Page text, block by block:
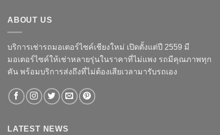
ABOUT US
บริการเช่ารถมอเตอร์ไซค์เชียงใหม่ เปิดตั้งแต่ปี 2559 มี
มอเตอร์ไซค์ให้เช่าหลายรุ่นในราคาที่ไม่แพง รถมีคุณภาพทุก
คัน พร้อมบริการส่งถึงที่ไม่ต้องเสียเวลามารับรถเอง
LATEST NEWS